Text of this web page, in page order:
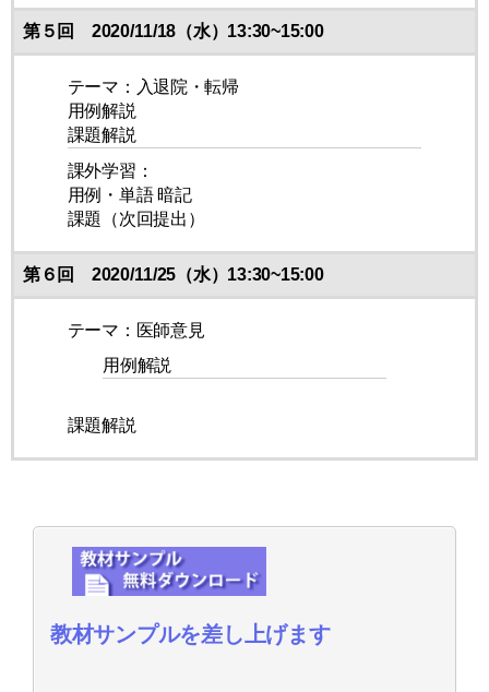
第５回 2020/11/18（水）13:30~15:00
テーマ：入退院・転帰
用例解説
課題解説
課外学習：
用例・単語 暗記
課題（次回提出）
第６回 2020/11/25（水）13:30~15:00
テーマ：医師意見
用例解説
課題解説
教材サンプルを差し上げます